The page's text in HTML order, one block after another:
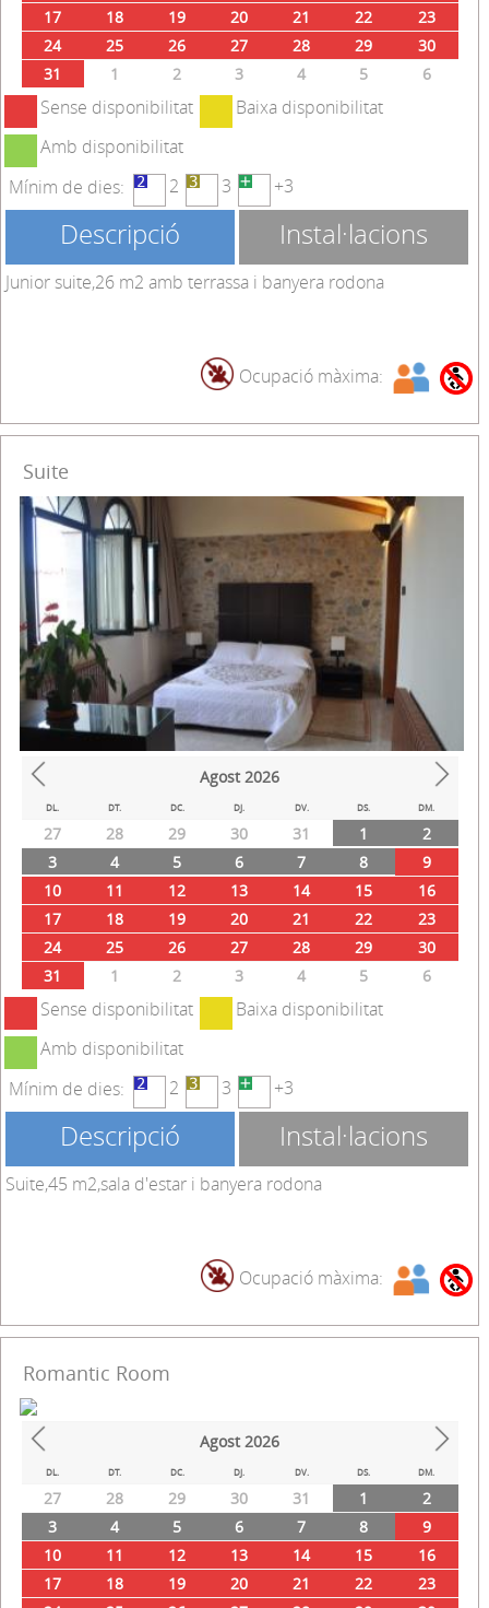
17
18 19 20 21 22
23
24
25 26 27 28 29
30
31
1 2 3 4 5 6
Sense disponibilitat
Baixa disponibilitat
Amb disponibilitat
Mínim de dies:
2 3 +3
Descripció Instal·lacions
Junior suite,26 m2 amb terrassa i banyera rodona
Ocupació màxima:
Suite
Prev Next
Agost 2026
DL. DT. DC. DJ. DV. DS. DM.
27 28 29 30 31 1
2
3
4 5 6 7 8
9
10
11 12 13 14 15
16
17
18 19 20 21 22
23
24
25 26 27 28 29
30
31
1 2 3 4 5 6
Sense disponibilitat
Baixa disponibilitat
Amb disponibilitat
Mínim de dies:
2 3 +3
Descripció Instal·lacions
Suite,45 m2,sala d'estar i banyera rodona
Ocupació màxima:
Romantic Room
Prev Next
Agost 2026
DL. DT. DC. DJ. DV. DS. DM.
27 28 29 30 31 1
2
3
4 5 6 7 8
9
10
11 12 13 14 15
16
17
18 19 20 21 22
23